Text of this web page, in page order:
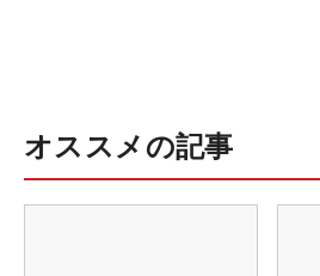
オススメの記事